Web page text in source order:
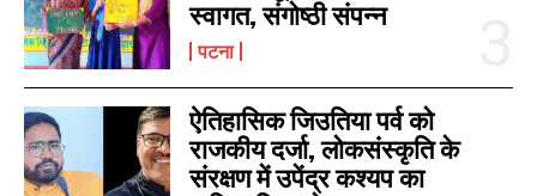
I WANT IN
I've read and accept thePrivacy Policy.
स्वागत, संगोष्ठी संपन्न
पटना
ऐतिहासिक जिउतिया पर्व को
राजकीय दर्जा, लोकसंस्कृति के
संरक्षण में उपेंद्र कश्यप का